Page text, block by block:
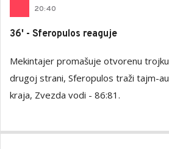
20:40
36' - Sferopulos reaguje
Mekintajer promašuje otvorenu
drugoj strani, Sferopulos traži tajm-
kraja, Zvezda vodi - 86:81.